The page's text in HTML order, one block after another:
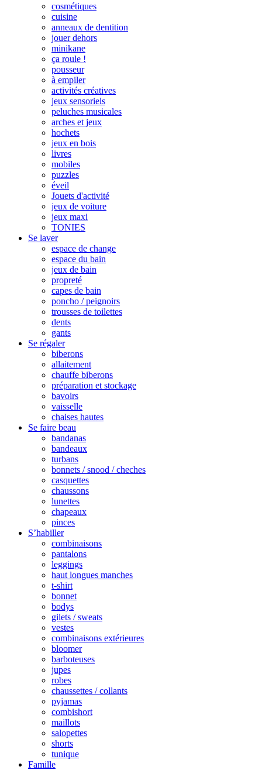
cosmétiques
cuisine
anneaux de dentition
jouer dehors
minikane
ça roule !
pousseur
à empiler
activités créatives
jeux sensoriels
peluches musicales
arches et jeux
hochets
jeux en bois
livres
mobiles
puzzles
éveil
Jouets d'activité
jeux de voiture
jeux maxi
TONIES
Se laver
espace de change
espace du bain
jeux de bain
propreté
capes de bain
poncho / peignoirs
trousses de toilettes
dents
gants
Se régaler
biberons
allaitement
chauffe biberons
préparation et stockage
bavoirs
vaisselle
chaises hautes
Se faire beau
bandanas
bandeaux
turbans
bonnets / snood / cheches
casquettes
chaussons
lunettes
chapeaux
pinces
S’habiller
combinaisons
pantalons
leggings
haut longues manches
t-shirt
bonnet
bodys
gilets / sweats
vestes
combinaisons extérieures
bloomer
barboteuses
jupes
robes
chaussettes / collants
pyjamas
combishort
maillots
salopettes
shorts
tunique
Famille